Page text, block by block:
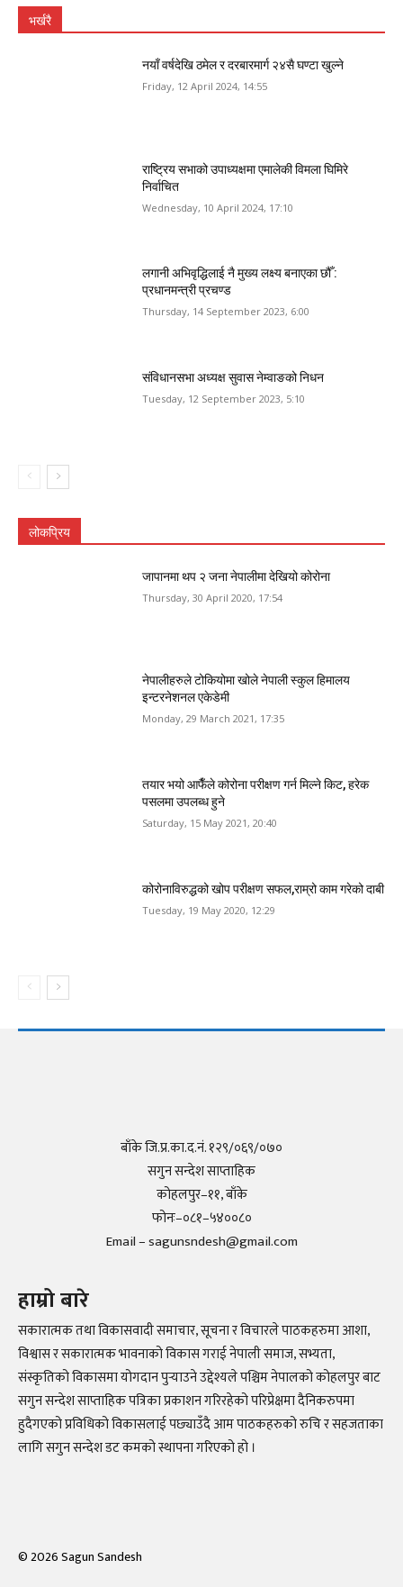
भर्खरै
नयाँ वर्षदेखि ठमेल र दरबारमार्ग २४सै घण्टा खुल्ने
Friday, 12 April 2024, 14:55
राष्ट्रिय सभाको उपाध्यक्षमा एमालेकी विमला घिमिरे
निर्वाचित
Wednesday, 10 April 2024, 17:10
लगानी अभिवृद्धिलाई नै मुख्य लक्ष्य बनाएका छौँ :
प्रधानमन्त्री प्रचण्ड
Thursday, 14 September 2023, 6:00
संविधानसभा अध्यक्ष सुवास नेम्वाङको निधन
Tuesday, 12 September 2023, 5:10
लोकप्रिय
जापानमा थप २ जना नेपालीमा देखियो कोरोना
Thursday, 30 April 2020, 17:54
नेपालीहरुले टोकियोमा खोले नेपाली स्कुल हिमालय
इन्टरनेशनल एकेडेमी
Monday, 29 March 2021, 17:35
तयार भयो आफैँले कोरोना परीक्षण गर्न मिल्ने किट, हरेक
पसलमा उपलब्ध हुने
Saturday, 15 May 2021, 20:40
कोरोनाविरुद्धको खोप परीक्षण सफल,राम्रो काम गरेको दाबी
Tuesday, 19 May 2020, 12:29
बाँके जि.प्र.का.द.नं. १२९/०६९/०७०
सगुन सन्देश साप्ताहिक
कोहलपुर–११, बाँके
फोनः–०८१–५४००८०
Email – sagunsndesh@gmail.com
हाम्रो बारे
सकारात्मक तथा विकासवादी समाचार, सूचना र विचारले पाठकहरुमा आशा,
विश्वास र सकारात्मक भावनाको विकास गराई नेपाली समाज, सभ्यता,
संस्कृतिको विकासमा योगदान पुर्‍याउने उद्देश्यले पश्चिम नेपालको कोहलपुर बाट
सगुन सन्देश साप्ताहिक पत्रिका प्रकाशन गरिरहेको परिप्रेक्षमा दैनिकरुपमा
हुदैगएको प्रविधिको विकासलाई पछ्याउँदै आम पाठकहरुको रुचि र सहजताका
लागि सगुन सन्देश डट कमको स्थापना गरिएको हो ।
©2026Sagun Sandesh